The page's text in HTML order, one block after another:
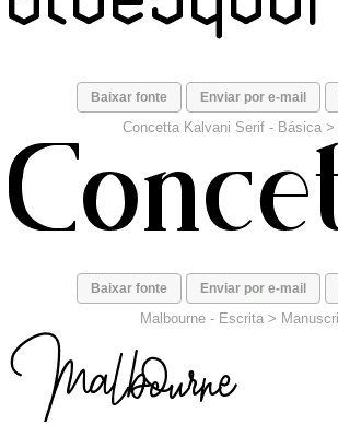
Baixar fonte Enviar por e-mail
Concetta Kalvani Serif - Básica>
Baixar fonte Enviar por e-mail
Malbourne - Escrita>